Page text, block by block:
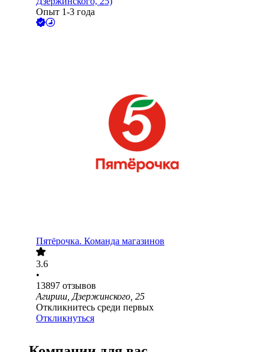
Опыт 1-3 года
Пятёрочка. Команда магазинов
3.6
•
13897 отзывов
Агириш, Дзержинского, 25
Откликнитесь среди первых
Откликнуться